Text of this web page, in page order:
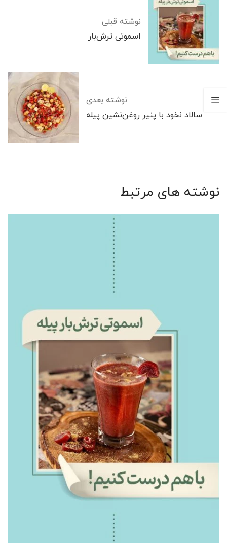
نوشته قبلی
اسموتی ترش‌بار
نوشته بعدی
سالاد نخود با پنیر روغن‌نشین پیله
نوشته های مرتبط